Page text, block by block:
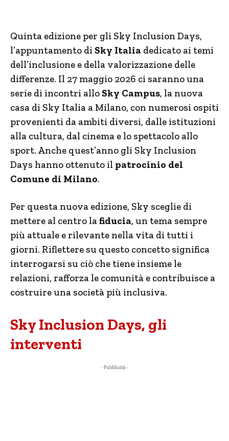
Quinta edizione per gli Sky Inclusion Days,
l’appuntamento di Sky Italia dedicato ai temi
dell’inclusione e della valorizzazione delle
differenze. Il 27 maggio 2026 ci saranno una
serie di incontri allo Sky Campus, la nuova
casa di Sky Italia a Milano, con numerosi ospiti
provenienti da ambiti diversi, dalle istituzioni
alla cultura, dal cinema e lo spettacolo allo
sport. Anche quest’anno gli Sky Inclusion
Days hanno ottenuto il patrocinio del
Comune di Milano.
Per questa nuova edizione, Sky sceglie di
mettere al centro lafiducia, un tema sempre
più attuale e rilevante nella vita di tutti i
giorni. Riflettere su questo concetto significa
interrogarsi su ciò che tiene insieme le
relazioni, rafforza le comunità e contribuisce a
costruire una società più inclusiva.
Sky Inclusion Days, gli
interventi
- Pubblicità -